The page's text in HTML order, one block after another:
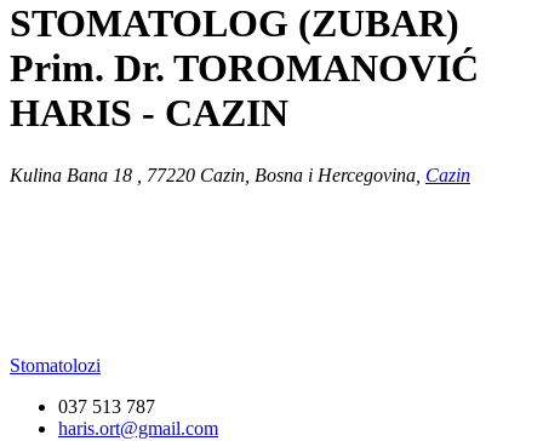
STOMATOLOG (ZUBAR)
Prim. Dr. TOROMANOVIĆ
HARIS - CAZIN
Kulina Bana 18 , 77220 Cazin, Bosna i Hercegovina, Cazin
Stomatolozi
037 513 787
haris.ort@gmail.com